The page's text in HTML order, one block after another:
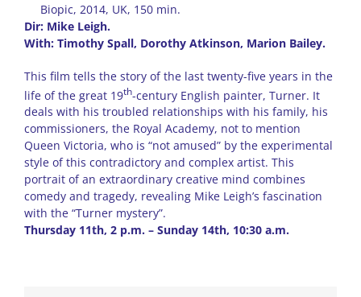
Biopic, 2014, UK, 150 min.
Dir: Mike Leigh.
With: Timothy Spall, Dorothy Atkinson, Marion Bailey.
This film tells the story of the last twenty-five years in the
life of the great 19th-century English painter, Turner. It
deals with his troubled relationships with his family, his
commissioners, the Royal Academy, not to mention
Queen Victoria, who is “not amused” by the experimental
style of this contradictory and complex artist. This
portrait of an extraordinary creative mind combines
comedy and tragedy, revealing Mike Leigh’s fascination
with the “Turner mystery”.
Thursday 11th, 2 p.m. – Sunday 14th, 10:30 a.m.